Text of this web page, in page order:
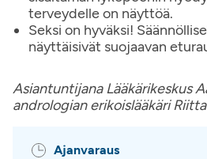
terveydelle on näyttöä.
Seksi on hyväksi!
näyttäisivät suojaavan
Asiantuntijana Lääkärikeskus
andrologian erikoislääkäri
Ajanvaraus